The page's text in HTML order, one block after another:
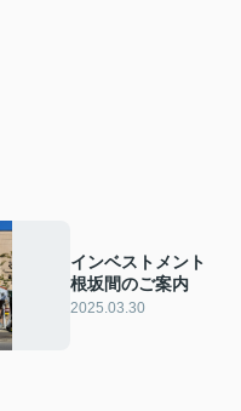
インベストメント
根坂間のご案内
2025.03.30